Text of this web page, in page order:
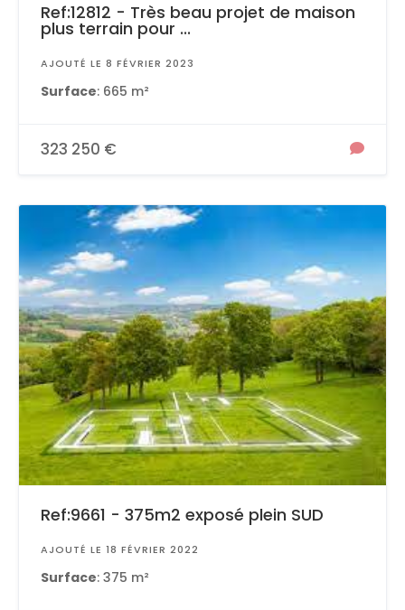
Ref:12812 - Très beau projet de maison
plus terrain pour ...
AJOUTÉ LE 8 FÉVRIER 2023
Surface: 665 m²
323 250 €
Ref:9661 - 375m2 exposé plein SUD
AJOUTÉ LE 18 FÉVRIER 2022
Surface: 375 m²